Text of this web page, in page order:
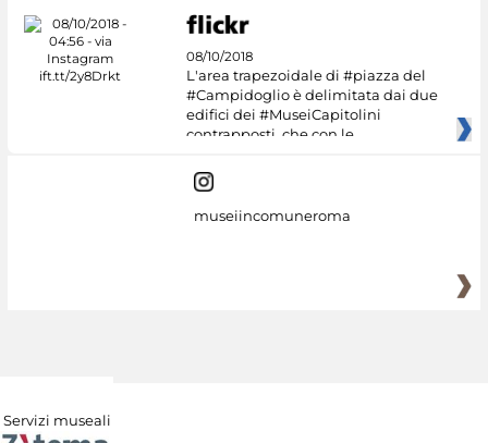
08/10/2018
L'area trapezoidale di #piazza del
#Campidoglio è delimitata dai due
edifici dei #MuseiCapitolini
contrapposti, che con le
museiincomuneroma
Servizi museali